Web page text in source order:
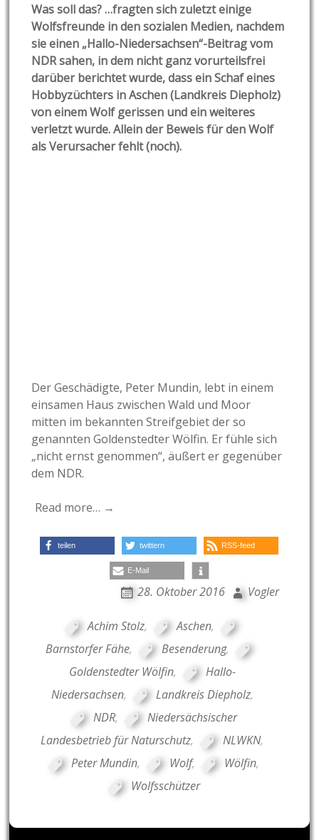
Was soll das? …fragten sich zuletzt einige
Wolfsfreunde in den sozialen Medien, nachdem
sie einen „Hallo-Niedersachsen“-Beitrag vom
NDR sahen, in dem nicht ganz vorurteilsfrei
darüber berichtet wurde, dass ein Schaf eines
Hobbyzüchters in Aschen (Landkreis Diepholz)
von einem Wolf gerissen und ein weiteres
verletzt wurde. Allein der Beweis für den Wolf
als Verursacher fehlt (noch).
Der Geschädigte, Peter Mundin, lebt in einem
einsamen Haus zwischen Wald und Moor
mitten im bekannten Streifgebiet der so
genannten Goldenstedter Wölfin. Er fühle sich
„nicht ernst genommen“, äußert er gegenüber
dem NDR.
Read more… →
teilen twittern RSS-feed
E-Mail
28. Oktober 2016 Vogler
Achim Stolz, Aschen,
Barnstorfer Fähe, Besenderung,
Goldenstedter Wölfin,
Hallo-
Niedersachsen, Landkreis Diepholz,
NDR,
Niedersächsischer
Landesbetrieb für Naturschutz, NLWKN,
Peter Mundin, Wolf, Wölfin,
Wolfsschützer